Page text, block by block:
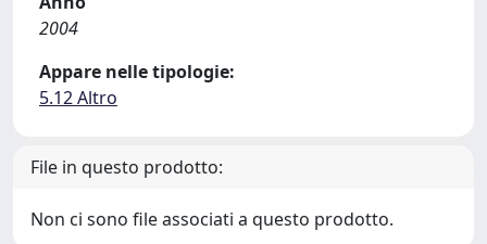
2004
Appare nelle tipologie:
5.12 Altro
File in questo prodotto:
Non ci sono file associati a questo prodotto.